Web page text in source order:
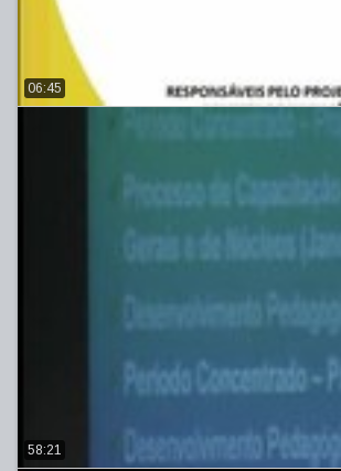
06:45
58:21